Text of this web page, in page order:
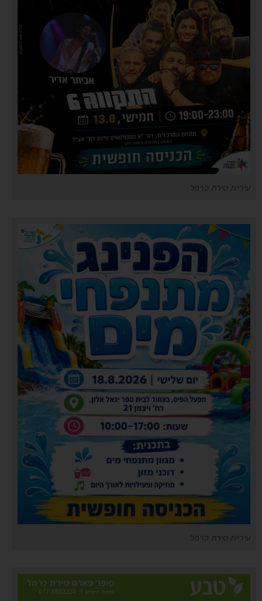
עיריית טירת כרמל
עיריית טירת כרמל